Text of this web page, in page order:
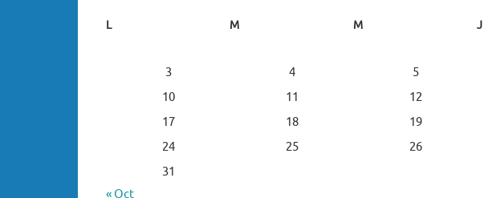
L
M M J
3
4 5
10
11 12
17
18 19
24
25 26
31
« Oct